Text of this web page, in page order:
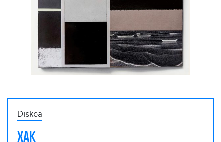
Diskoa
XAK